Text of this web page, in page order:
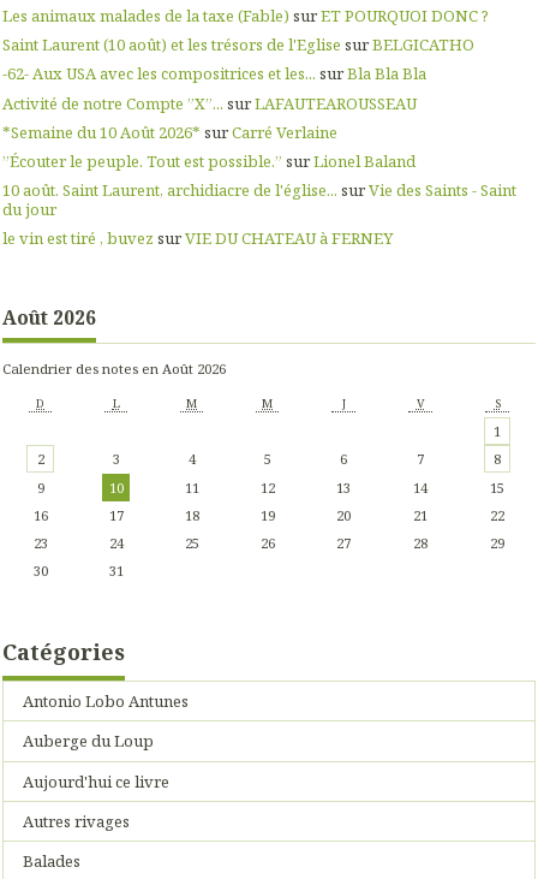
Les animaux malades de la taxe (Fable) surET POURQUOI DONC ?
Saint Laurent (10 août) et les trésors de l'Eglise surBELGICATHO
-62- Aux USA avec les compositrices et les... surBla Bla Bla
Activité de notre Compte ”X”... surLAFAUTEAROUSSEAU
*Semaine du 10 Août 2026* surCarré Verlaine
”Écouter le peuple. Tout est possible.” surLionel Baland
10 août. Saint Laurent, archidiacre de l'église... surVie des Saints - Saint
du jour
le vin est tiré , buvez surVIE DU CHATEAU à FERNEY
Août 2026
Calendrier des notes en Août 2026
D L M M J V S
1
2
3 4 5 6 7
8
9
10 11 12 13 14
15
16
17 18 19 20 21
22
23
24 25 26 27 28
29
30
31
Catégories
Antonio Lobo Antunes
Auberge du Loup
Aujourd'hui ce livre
Autres rivages
Balades